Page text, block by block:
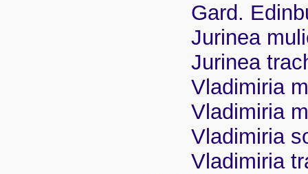
Gard.
Jurinea
Jurinea
Vladimiria
Vladimiria
Vladimiria
Vladimiria